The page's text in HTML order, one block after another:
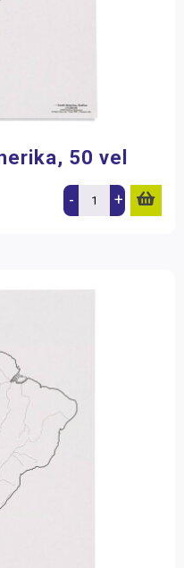
50 vel
- +